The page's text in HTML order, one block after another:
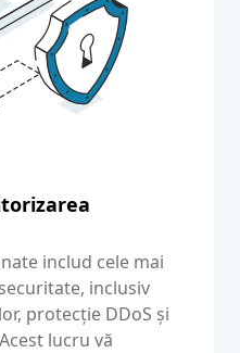
includ cele mai
inclusiv
protecție DDoS și
lucru vă